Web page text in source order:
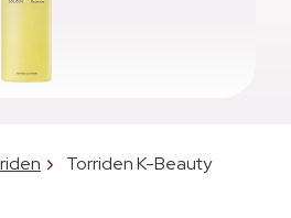
Torriden K-Beauty